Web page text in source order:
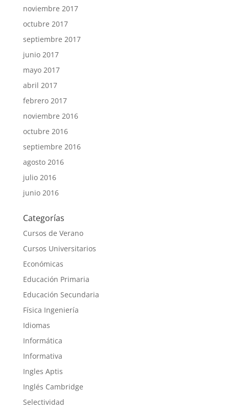
noviembre 2017
octubre 2017
septiembre 2017
junio 2017
mayo 2017
abril 2017
febrero 2017
noviembre 2016
octubre 2016
septiembre 2016
agosto 2016
julio 2016
junio 2016
Categorías
Cursos de Verano
Cursos Universitarios
Económicas
Educación Primaria
Educación Secundaria
Física Ingeniería
Idiomas
Informática
Informativa
Ingles Aptis
Inglés Cambridge
Selectividad